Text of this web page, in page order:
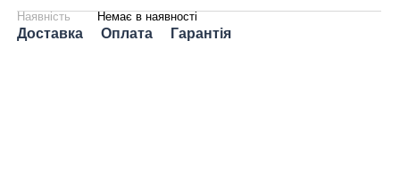
Наявність
Немає в наявності
Доставка Оплата Гарантія